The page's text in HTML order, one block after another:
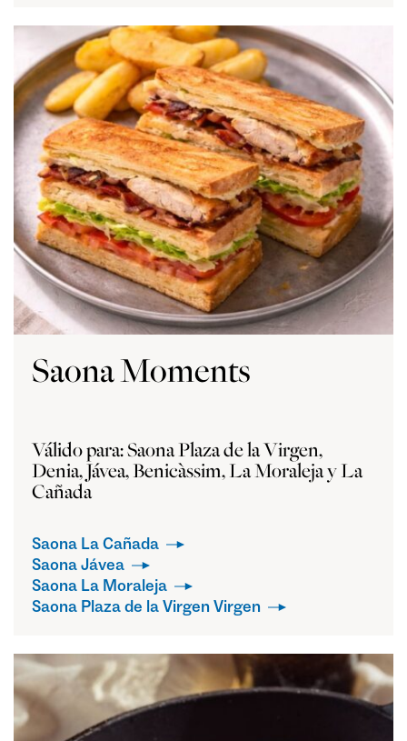
Saona Moments
Válido para: Saona Plaza de la Virgen,
Denia, Jávea, Benicàssim, La Moraleja y La
Cañada
Saona La Cañada
Saona Jávea
Saona La Moraleja
Saona Plaza de la Virgen Virgen